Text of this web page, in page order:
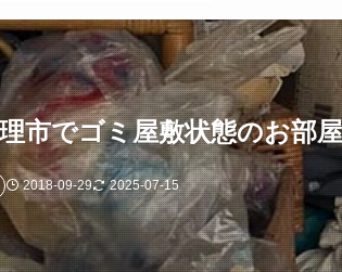
市でゴミ屋敷状態のお部
2018-09-29 2025-07-15